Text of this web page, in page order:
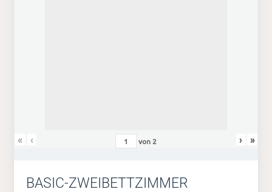
« ‹ von 2 › »
BASIC-ZWEIBETTZIMMER